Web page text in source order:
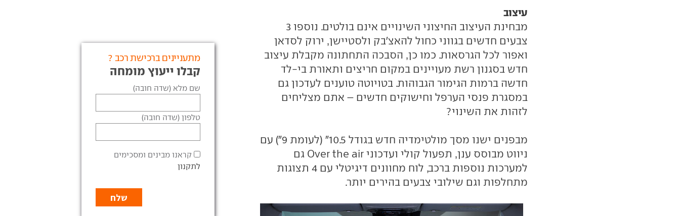
עיצוב
מבחינת העיצוב החיצוני השינויים אינם בולטים. נוספו 3
צבעים חדשים בגווני כחול להאצ'בק ולסטיישן, ירוק לסדאן
ואפור לכל הגרסאות. כמו כן, הסבכה התחתונה מקבלת עיצוב
חדש בסגנון רשת מעויינים במקום חריצים ותאורת בי-לד
חדשה ברמות הגימור הגבוהות. בטויוטה טוענים לעדכון גם
במסגרת פנסי הערפל וחישוקים חדשים – אתם מצליחים
לזהות את השינוי?
מבפנים ישנו מסך מולטימדיה חדש בגודל 10.5" (לעומת 9") עם
ניווט מבוסס ענן, תפעול קולי ועדכוני Over the air גם
למערכות נוספות ברכב, לוח מחוונים דיגיטלי עם 4 תצוגות
מתחלפות וגם שילובי צבעים בהירים יותר.
מתעניינים ברכישת רכב ?
קבלו ייעוץ מומחה
שם מלא (שדה חובה)
טלפון (שדה חובה)
קראנו מבינים ומסכימים
לתקנון